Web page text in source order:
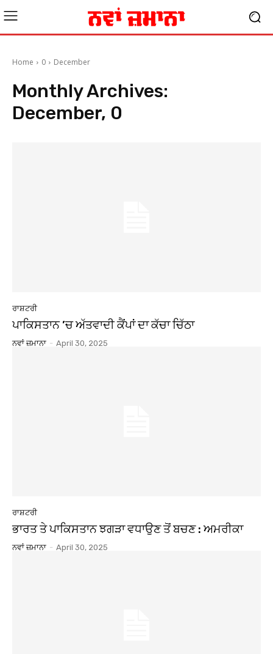
Home 0 December
Monthly Archives:
December, 0
ਰਾਸ਼ਟਰੀ
ਪਾਕਿਸਤਾਨ ’ਚ ਅੱਤਵਾਦੀ ਕੈਂਪਾਂ ਦਾ ਕੱਚਾ ਚਿੱਠਾ
ਨਵਾਂ ਜ਼ਮਾਨਾ - April 30, 2025
ਰਾਸ਼ਟਰੀ
ਭਾਰਤ ਤੇ ਪਾਕਿਸਤਾਨ ਝਗੜਾ ਵਧਾਉਣ ਤੋਂ ਬਚਣ : ਅਮਰੀਕਾ
ਨਵਾਂ ਜ਼ਮਾਨਾ - April 30, 2025